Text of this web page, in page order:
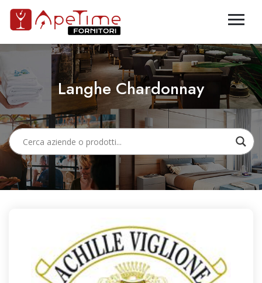
Langhe Chardonnay